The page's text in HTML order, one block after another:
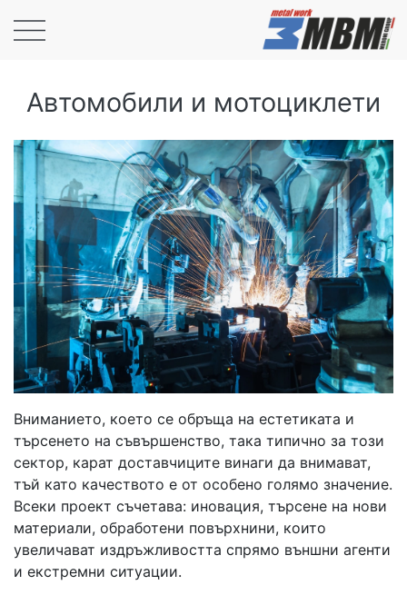
Автомобили и мотоциклети
Вниманието, което се обръща на естетиката и
търсенето на съвършенство, така типично за този
сектор, карат доставчиците винаги да внимават,
тъй като качеството е от особено голямо значение.
Всеки проект съчетава: иновация, търсене на нови
материали, обработени повърхнини, които
увеличават издръжливостта спрямо външни агенти
и екстремни ситуации.